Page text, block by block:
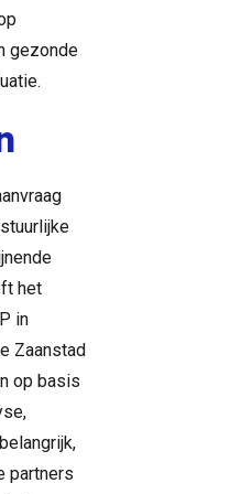
gezonde
het
in
Zaanstad
op basis
partners